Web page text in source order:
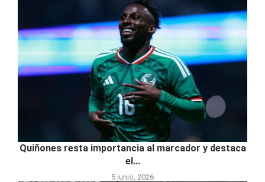
Quiñones resta importancia al marcador y destaca
el...
5 junio, 2026